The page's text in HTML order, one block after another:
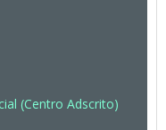
(Centro Adscrito)